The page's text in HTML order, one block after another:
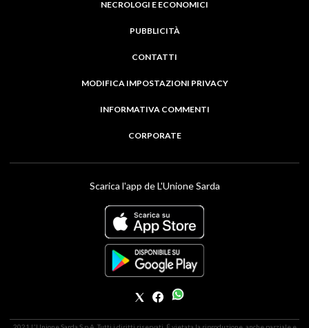
NECROLOGI E ECONOMICI
PUBBLICITÀ
CONTATTI
MODIFICA IMPOSTAZIONI PRIVACY
INFORMATIVA COMMENTI
CORPORATE
Scarica l'app de L'Unione Sarda
2021 L'Unione Sarda S.p.A. Tutti i diritti riservati. É vietata la riproduzione, anche parziale e